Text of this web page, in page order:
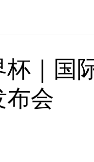
杯｜国
布会